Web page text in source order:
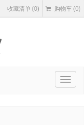
收藏清单(0) 购物车(0)